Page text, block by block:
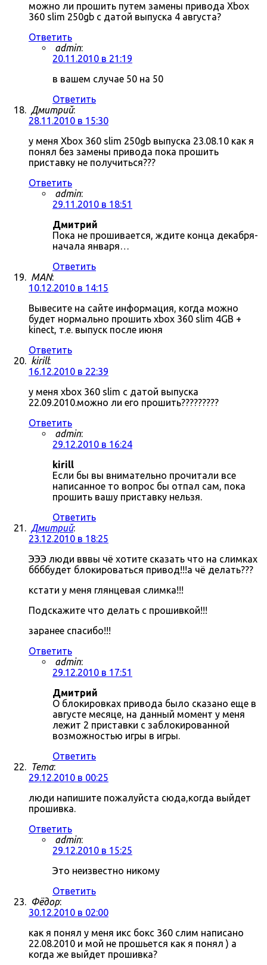
можно ли прошить путем замены привода Xbox
360 slim 250gb с датой выпуска 4 августа?
Ответить
admin:
20.11.2010 в 21:19
в вашем случае 50 на 50
Ответить
Дмитрий:
28.11.2010 в 15:30
у меня Xbox 360 slim 250gb выпуска 23.08.10 как я
понял без замены привода пока прошить
приставку не получиться???
Ответить
admin:
29.11.2010 в 18:51
Дмитрий
Пока не прошивается, ждите конца декабря-
начала января…
Ответить
MAN:
10.12.2010 в 14:15
Вывесите на сайте информация, когда можно
будет нормально прошить xbox 360 slim 4GB +
kinect, т.е. выпуск после июня
Ответить
kirill:
16.12.2010 в 22:39
у меня xbox 360 slim с датой выпуска
22.09.2010.можно ли его прошить?????????
Ответить
admin:
29.12.2010 в 16:24
kirill
Если бы вы внимательно прочитали все
написанное то вопрос бы отпал сам, пока
прошить вашу приставку нельзя.
Ответить
Дмитрий:
23.12.2010 в 18:25
ЭЭЭ люди вввы чё хотите сказать что на слимках
ббббудет блокироваться привод!!!а чё делать???
кстати у меня глянцевая слимка!!!
Подскажите что делать с прошивкой!!!
заранее спасибо!!!
Ответить
admin:
29.12.2010 в 17:51
Дмитрий
О блокировках привода было сказано еще в
августе месяце, на данный момент у меня
лежит 2 приставки с заблокированной
возможностью игры в игры.
Ответить
Tema:
29.12.2010 в 00:25
люди напишите пожалуйста сюда,когда выйдет
прошивка.
Ответить
admin:
29.12.2010 в 15:25
Это неизвестно никому
Ответить
Фёдор:
30.12.2010 в 02:00
как я понял у меня икс бокс 360 слим написано
22.08.2010 и мой не прошьется как я понял ) а
когда же выйдет прошивка?